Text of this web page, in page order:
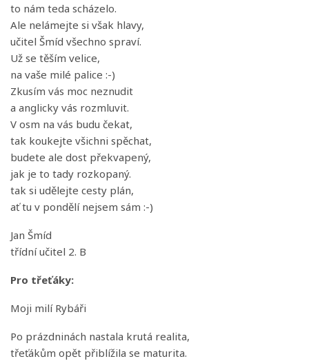
to nám teda scházelo.
Ale nelámejte si však hlavy,
učitel Šmíd všechno spraví.
Už se těším velice,
na vaše milé palice :-)
Zkusím vás moc neznudit
a anglicky vás rozmluvit.
V osm na vás budu čekat,
tak koukejte všichni spěchat,
budete ale dost překvapený,
jak je to tady rozkopaný.
tak si udělejte cesty plán,
ať tu v pondělí nejsem sám :-)
Jan Šmíd
třídní učitel 2. B
Pro třeťáky:
Moji milí Rybáři
Po prázdninách nastala krutá realita,
třeťákům opět přiblížila se maturita.